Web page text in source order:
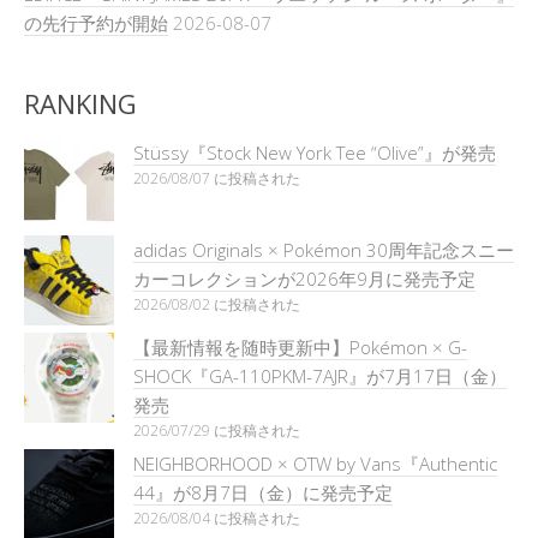
の先行予約が開始 2026-08-07
RANKING
Stüssy『Stock New York Tee “Olive”』が発売
2026/08/07 に投稿された
adidas Originals × Pokémon 30周年記念スニー
カーコレクションが2026年9月に発売予定
2026/08/02 に投稿された
【最新情報を随時更新中】Pokémon × G-
SHOCK『GA-110PKM-7AJR』が7月17日（金）
発売
2026/07/29 に投稿された
NEIGHBORHOOD × OTW by Vans『Authentic
44』が8月7日（金）に発売予定
2026/08/04 に投稿された